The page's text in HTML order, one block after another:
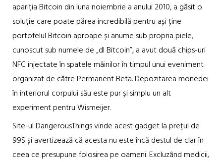
apariția Bitcoin din luna noiembrie a anului 2010, a găsit o
soluție care poate părea incredibilă pentru ași ține
portofelul Bitcoin aproape și anume sub propria piele,
cunoscut sub numele de „dl Bitcoin”, a avut două chips-uri
NFC injectate în spatele mâinilor în timpul unui eveniment
organizat de către Permanent Beta. Depozitarea monedei
în interiorul corpului său este pur și simplu un alt
experiment pentru Wismeijer.
Site-ul DangerousThings vinde acest gadget la prețul de
99$ și avertizează că acesta nu este încă destul de clar în
ceea ce presupune folosirea pe oameni. Excluzând medicii,